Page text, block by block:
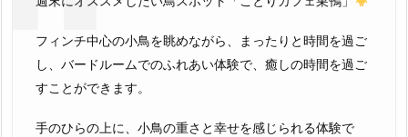
フィンチ中心の小鳥を眺めながら、まったりと時間を過ご
し、バードルームでのふれあい体験で、癒しの時間を過ご
すことができます。
手のひらの上に、小鳥の重さと幸せを感じられる体験で